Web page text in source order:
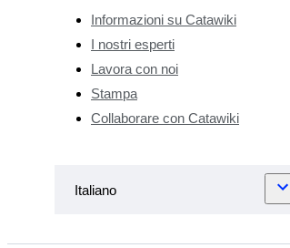
Informazioni su Catawiki
I nostri esperti
Lavora con noi
Stampa
Collaborare con Catawiki